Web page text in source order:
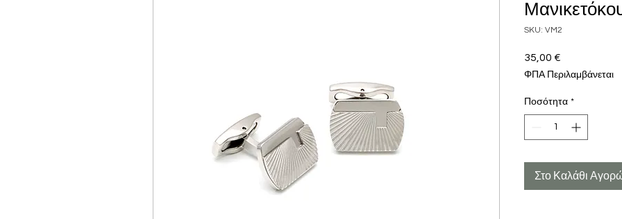
SKU: VM2
35,00 €
ΦΠΑ Περιλαμβάνεται
Ποσότητα *
Στο Καλάθι